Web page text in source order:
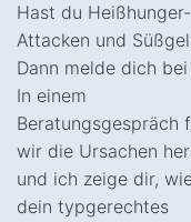
Hast du Heißhunger-
Attacken und
Dann melde dich bei
In einem
Beratungsgespräch
wir die Ursachen
und ich zeige dir,
dein typgerechtes